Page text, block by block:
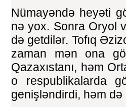
Nümayəndə heyəti
nə yox. Sonra Oryol
də getdilər. Tofıq
zaman mən ona
Qazaxıstanı, həm
o respublikalarda
genişləndirdi, həm